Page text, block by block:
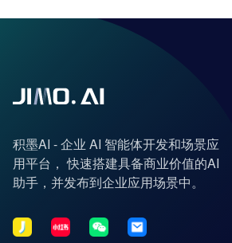
积墨AI - 企业 AI 智能体开发和场景应
用平台， 快速搭建具备商业价值的AI
助手，并发布到企业应用场景中。